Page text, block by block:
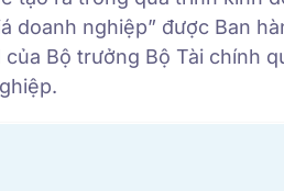
doanh nghiệp” được Ban
Bộ trưởng Bộ Tài chính